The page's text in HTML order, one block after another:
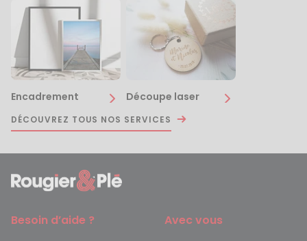
Encadrement Découpe laser
DÉCOUVREZ TOUS NOS SERVICES
Besoin d’aide ? Avec vous